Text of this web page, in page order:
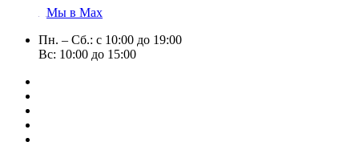
Мы в Max
Пн. – Сб.: с 10:00 до 19:00
Вс: 10:00 до 15:00